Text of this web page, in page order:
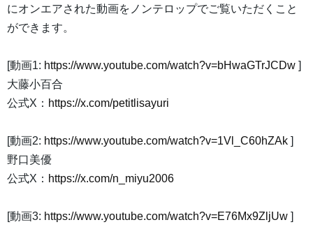
にオンエアされた動画をノンテロップでご覧いただくこと
ができます。
[動画1: https://www.youtube.com/watch?v=bHwaGTrJCDw ]
大藤小百合
公式X： https://x.com/petitlisayuri
[動画2: https://www.youtube.com/watch?v=1Vl_C60hZAk ]
野口美優
公式X： https://x.com/n_miyu2006
[動画3: https://www.youtube.com/watch?v=E76Mx9ZljUw ]